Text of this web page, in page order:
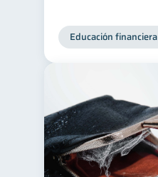
Educación financiera